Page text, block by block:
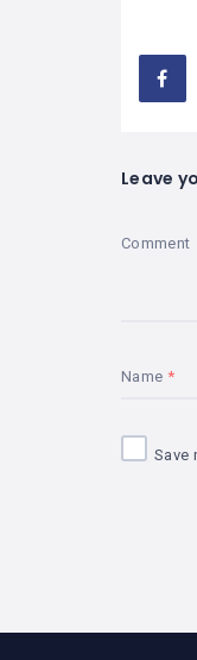
Leave
Comment
Name
Save